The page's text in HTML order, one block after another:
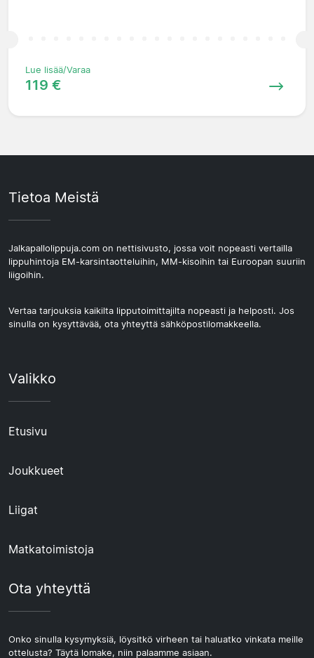
Lue lisää/Varaa
119 €
Tietoa Meistä
Jalkapallolippuja.com on nettisivusto, jossa voit nopeasti vertailla
lippuhintoja EM-karsintaotteluihin, MM-kisoihin tai Euroopan suuriin
liigoihin.
Vertaa tarjouksia kaikilta lipputoimittajilta nopeasti ja helposti. Jos
sinulla on kysyttävää, ota yhteyttä sähköpostilomakkeella.
Valikko
Etusivu
Joukkueet
Liigat
Matkatoimistoja
Ota yhteyttä
Onko sinulla kysymyksiä, löysitkö virheen tai haluatko vinkata meille
ottelusta? Täytä lomake, niin palaamme asiaan.